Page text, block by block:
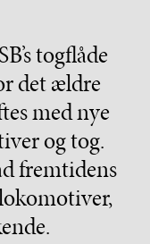
togflåde
det ældre
med nye
og tog.
fremtidens